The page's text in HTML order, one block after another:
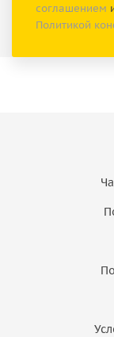
соглашением
Политикой